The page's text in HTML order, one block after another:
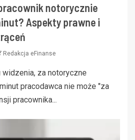
notorycznie
Aspekty prawne i
Redakcja eFinanse
widzenia, za notoryczne
pracodawca nie może "za
pracownika...